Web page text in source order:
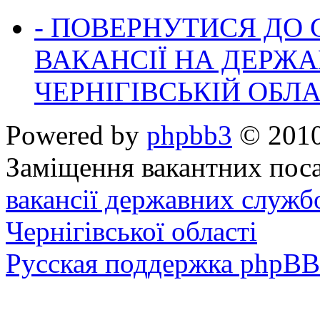
- ПОВЕРНУТИСЯ ДО
ВАКАНСІЇ НА
ЧЕРНІГІВСЬКІЙ
Powered by phpbb3 ©
Заміщення вакантних
вакансії державних
Чернігівської області
Русская поддержка phpBB